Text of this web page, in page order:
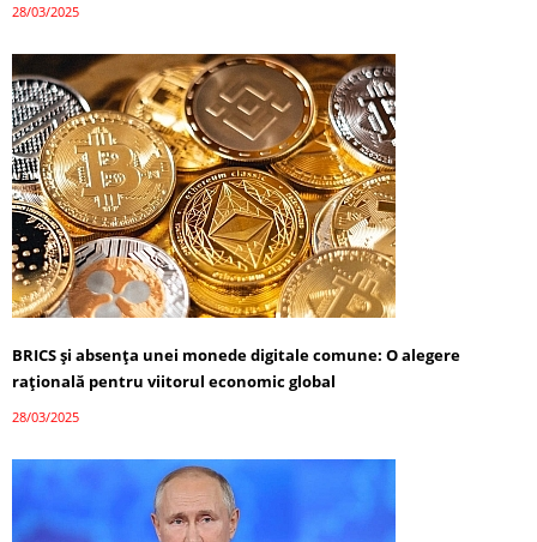
28/03/2025
BRICS și absența unei monede digitale comune: O alegere
rațională pentru viitorul economic global
28/03/2025